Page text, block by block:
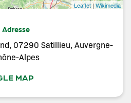
Leaflet|Wikimedia
Adresse
07290 Satillieu, Auvergne-
Alpes
MAP